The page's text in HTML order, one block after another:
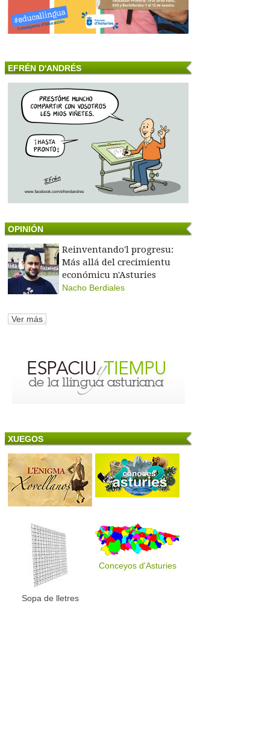
EFRÉN D'ANDRÉS
OPINIÓN
Reinventando'l progresu:
Más allá del crecimientu
económicu n'Asturies
Nacho Berdiales
Ver más
XUEGOS
Sopa de lletres
Conceyos d'Asturies